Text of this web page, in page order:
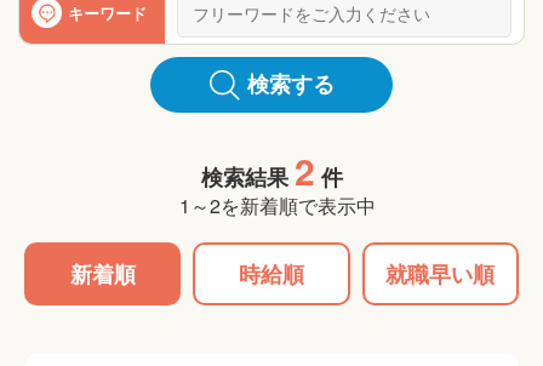
キーワード
検索する
検索結果 2 件
1～2を新着順で表示中
新着順 時給順 就職早い順